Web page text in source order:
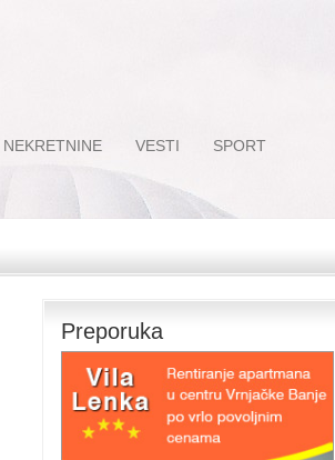
NEKRETNINE VESTI
SPORT
Preporuka